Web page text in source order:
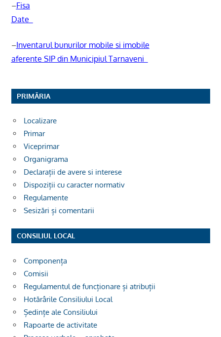
–Fisa
Date
–Inventarul bunurilor mobile si imobile
aferente SIP din Municipiul Tarnaveni
PRIMĂRIA
Localizare
Primar
Viceprimar
Organigrama
Declarații de avere si interese
Dispoziții cu caracter normativ
Regulamente
Sesizări și comentarii
CONSILIUL LOCAL
Componența
Comisii
Regulamentul de funcționare și atribuții
Hotărârile Consiliului Local
Ședințe ale Consiliului
Rapoarte de activitate